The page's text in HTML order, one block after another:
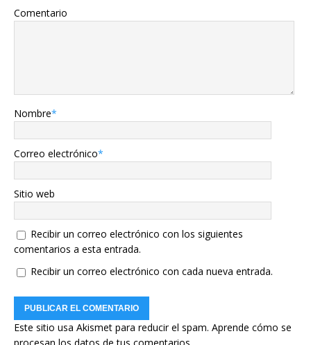
Comentario
Nombre*
Correo electrónico*
Sitio web
Recibir un correo electrónico con los siguientes
comentarios a esta entrada.
Recibir un correo electrónico con cada nueva entrada.
Este sitio usa Akismet para reducir el spam. Aprende cómo se